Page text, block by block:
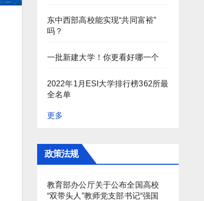
东中西部高校能实现“共同富裕”
吗？
一批新建大学！你更看好哪一个
2022年1月ESI大学排行榜362所最
全名单
更多
政策法规
教育部办公厅关于公布全国高校
“双带头人”教师党支部书记“强国